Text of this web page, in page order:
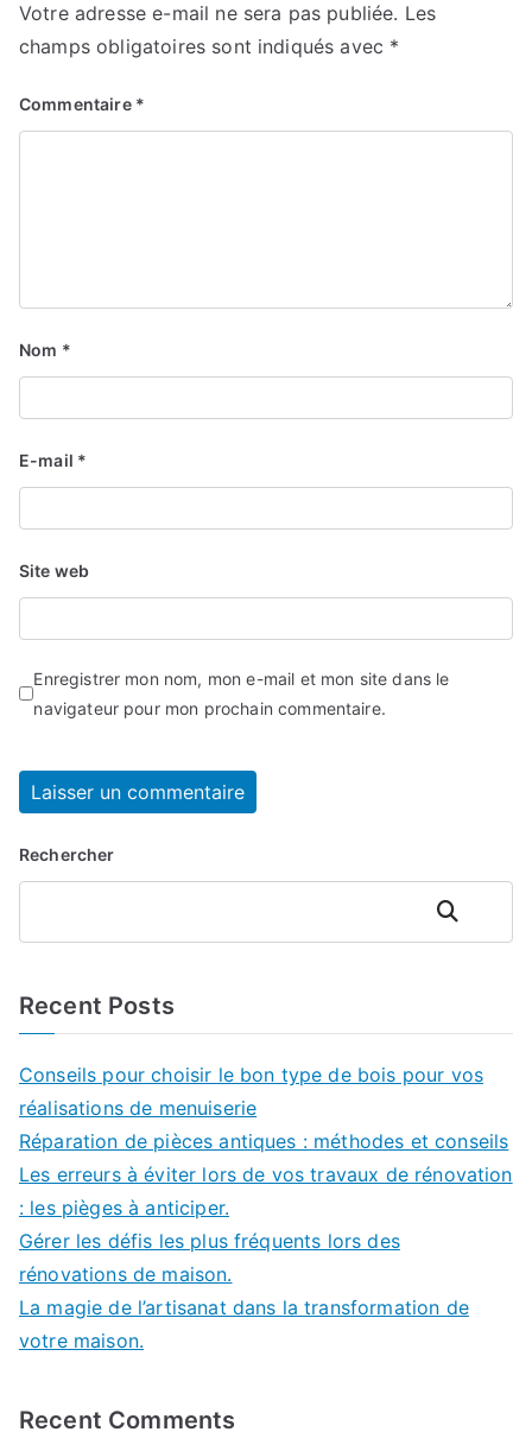
Votre adresse e-mail ne sera pas publiée. Les
champs obligatoires sont indiqués avec *
Commentaire *
Nom *
E-mail *
Site web
Enregistrer mon nom, mon e-mail et mon site dans le
navigateur pour mon prochain commentaire.
Rechercher
Rechercher
Recent Posts
Conseils pour choisir le bon type de bois pour vos
réalisations de menuiserie
Réparation de pièces antiques : méthodes et conseils
Les erreurs à éviter lors de vos travaux de rénovation
: les pièges à anticiper.
Gérer les défis les plus fréquents lors des
rénovations de maison.
La magie de l’artisanat dans la transformation de
votre maison.
Recent Comments